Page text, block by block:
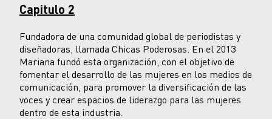
Capitulo 2
Fundadora de una comunidad global de periodistas y
diseñadoras, llamada Chicas Poderosas. En el 2013
Mariana fundó esta organización, con el objetivo de
fomentar el desarrollo de las mujeres en los medios de
comunicación, para promover la diversificación de las
voces y crear espacios de liderazgo para las mujeres
dentro de esta industria.